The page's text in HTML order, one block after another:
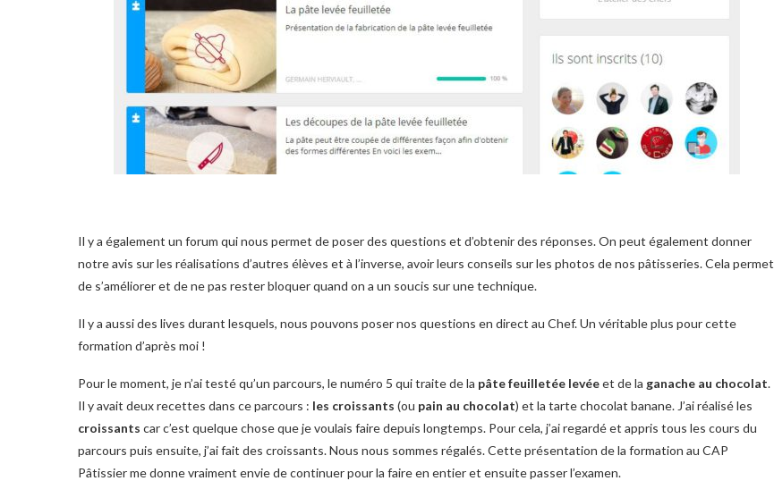
Il y a également un forum qui nous permet de poser des questions et d’obtenir des réponses. On peut également donner
notre avis sur les réalisations d’autres élèves et à l’inverse, avoir leurs conseils sur les photos de nos pâtisseries. Cela permet
de s’améliorer et de ne pas rester bloquer quand on a un soucis sur une technique.
Il y a aussi des lives durant lesquels, nous pouvons poser nos questions en direct au Chef. Un véritable plus pour cette
formation d’après moi !
Pour le moment, je n’ai testé qu’un parcours, le numéro 5 qui traite de la pâte feuilletée levéeet de la ganache au chocolat.
Il y avait deux recettes dans ce parcours : les croissants (ou pain au chocolat) et la tarte chocolat banane. J’ai réalisé les
croissants car c’est quelque chose que je voulais faire depuis longtemps. Pour cela, j’ai regardé et appris tous les cours du
parcours puis ensuite, j’ai fait des croissants. Nous nous sommes régalés. Cette présentation de la formation au CAP
Pâtissier me donne vraiment envie de continuer pour la faire en entier et ensuite passer l’examen.